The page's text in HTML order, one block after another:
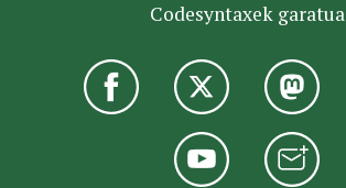
Codesyntaxek garatua